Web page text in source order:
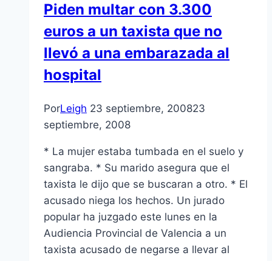
Piden multar con 3.300
euros a un taxista que no
llevó a una embarazada al
hospital
PorLeigh 23 septiembre, 200823
septiembre, 2008
* La mujer estaba tumbada en el suelo y
sangraba. * Su marido asegura que el
taxista le dijo que se buscaran a otro. * El
acusado niega los hechos. Un jurado
popular ha juzgado este lunes en la
Audiencia Provincial de Valencia a un
taxista acusado de negarse a llevar al